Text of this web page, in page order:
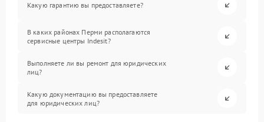
Какую гарантию вы предоставляете?
В каких районах Перми располагаются
сервисные центры Indesit?
Выполняете ли вы ремонт для юридических
лиц?
Какую документацию вы предоставляете
для юридических лиц?